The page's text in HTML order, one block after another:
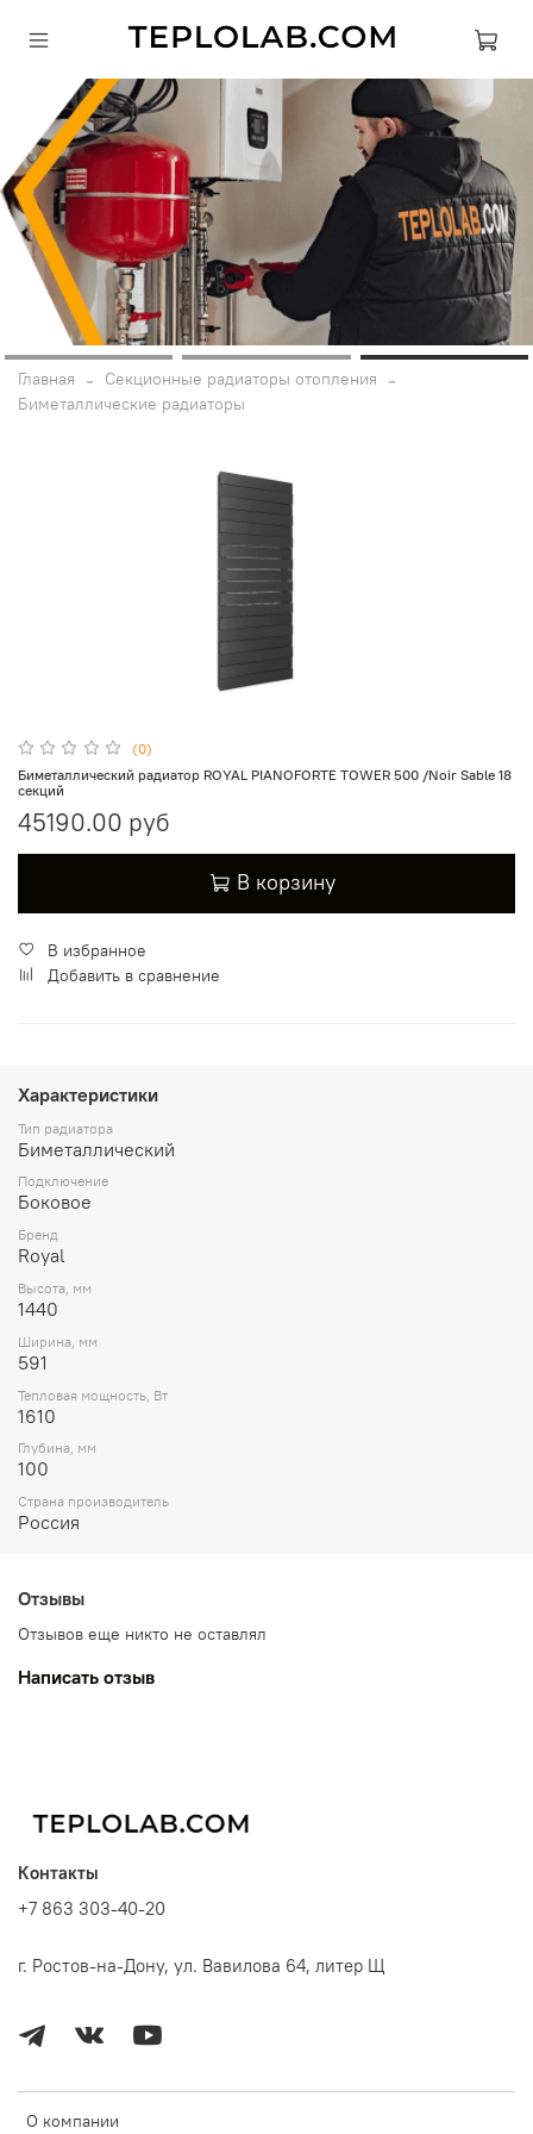
Главная
Секционные радиаторы отопления
Биметаллические радиаторы
(0)
Биметаллический радиатор ROYAL PIANOFORTE TOWER 500 /Noir Sable 18
секций
45190.00 руб
В корзину
В избранное
Добавить в сравнение
Характеристики
Тип радиатора
Биметаллический
Подключение
Боковое
Бренд
Royal
Высота, мм
1440
Ширина, мм
591
Тепловая мощность, Вт
1610
Глубина, мм
100
Страна производитель
Россия
Отзывы
Отзывов еще никто не оставлял
Написать отзыв
О компании
Контакты
+7 863 303-40-20
г. Ростов-на-Дону, ул. Вавилова 64, литер Щ